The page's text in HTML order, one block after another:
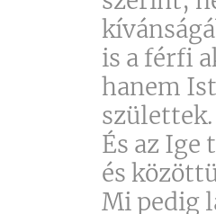
is a férfi
hanem
születtek.
És az Ige
és
Mi pedig